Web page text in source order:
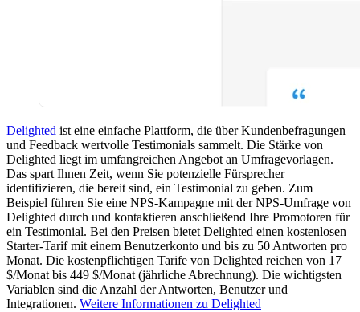
Delighted ist eine einfache Plattform, die über Kundenbefragungen
und Feedback wertvolle Testimonials sammelt. Die Stärke von
Delighted liegt im umfangreichen Angebot an Umfragevorlagen.
Das spart Ihnen Zeit, wenn Sie potenzielle Fürsprecher
identifizieren, die bereit sind, ein Testimonial zu geben. Zum
Beispiel führen Sie eine NPS-Kampagne mit der NPS-Umfrage von
Delighted durch und kontaktieren anschließend Ihre Promotoren für
ein Testimonial. Bei den Preisen bietet Delighted einen kostenlosen
Starter-Tarif mit einem Benutzerkonto und bis zu 50 Antworten pro
Monat. Die kostenpflichtigen Tarife von Delighted reichen von 17
$/Monat bis 449 $/Monat (jährliche Abrechnung). Die wichtigsten
Variablen sind die Anzahl der Antworten, Benutzer und
Integrationen. Weitere Informationen zu Delighted